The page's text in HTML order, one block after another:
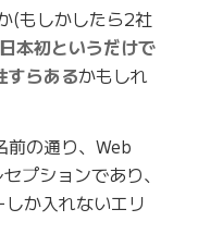
(もしかしたら2社
日本初というだけで
すらあるかもしれ
前の通り、Web
プションであり、
か入れないエリ